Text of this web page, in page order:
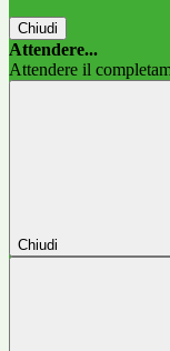
Chiudi
Attendere...
Attendere il
Chiudi